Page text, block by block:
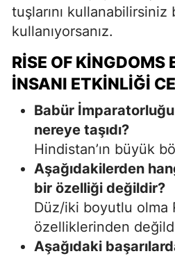
tuşlarını kullanabilirsiniz
kullanıyorsanız.
RISE OF KINGDOMS
İNSANI ETKINLIĞI
Babür
nereye taşıdı?
Hindistan’ın büyük
Aşağıdakilerden
bir özelliği değildir?
Düz/iki boyutlu olma
özelliklerinden
Aşağıdaki